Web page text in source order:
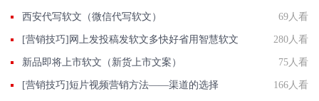
西安代写软文（微信代写软文） 69人看
[营销技巧]网上发投稿发软文多快好省用智慧软文 280人看
新品即将上市软文（新货上市文案） 75人看
[营销技巧]短片视频营销方法——渠道的选择 166人看